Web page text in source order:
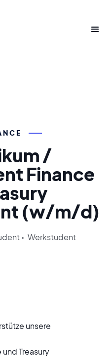
/
Finance
(w/m/d)
• Werkstudent
unsere
Treasury